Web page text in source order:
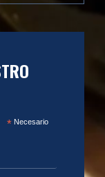
*Necesario